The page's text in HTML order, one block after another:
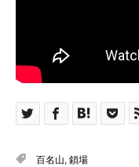
百名山, 鎖場